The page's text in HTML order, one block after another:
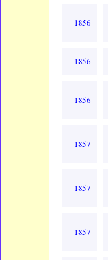
1856
1856
1856
1857
1857
1857